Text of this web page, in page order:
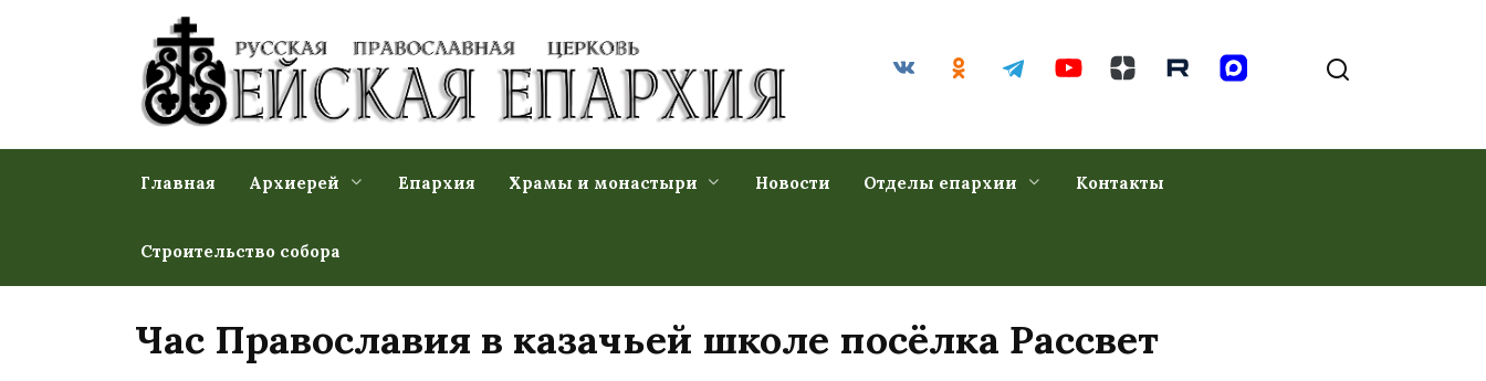
Главная Архиерей Епархия Храмы и монастыри Новости Отделы епархии Контакты
Строительство собора
Час Православия в казачьей школе посёлка Рассвет